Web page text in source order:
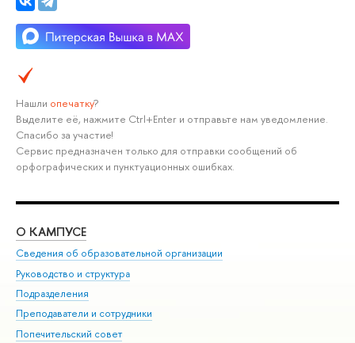
Нашли опечатку?
Выделите её, нажмите Ctrl+Enter и отправьте нам уведомление.
Спасибо за участие!
Сервис предназначен только для отправки сообщений об
орфографических и пунктуационных ошибках.
О КАМПУСЕ
Сведения об образовательной организации
Руководство и структура
Подразделения
Преподаватели и сотрудники
Попечительский совет